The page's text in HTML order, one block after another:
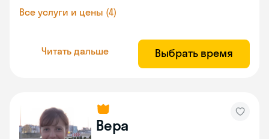
Все услуги и цены (4)
Читать дальше Выбрать время
Вера